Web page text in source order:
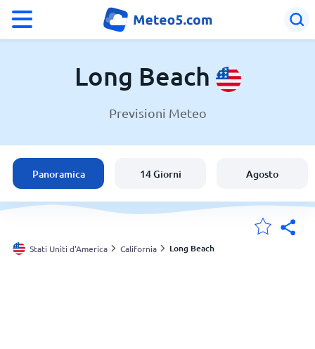
Meteo a Long Beach
Stati Uniti d'America
Italia
Svizzera
Long Beach
Previsioni Meteo
Panoramica 14 Giorni Agosto
Stati Uniti d'America California Long Beach